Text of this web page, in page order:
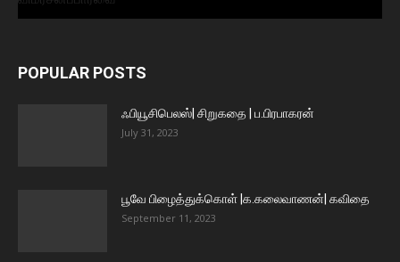
POPULAR POSTS
ஃபியூசிபெலஸ்| சிறுகதை | ப.பிரபாகரன்
July 31, 2023
பூவே பிழைத்துக்கொள் |க.கலைவாணன்| கவிதை
September 11, 2023